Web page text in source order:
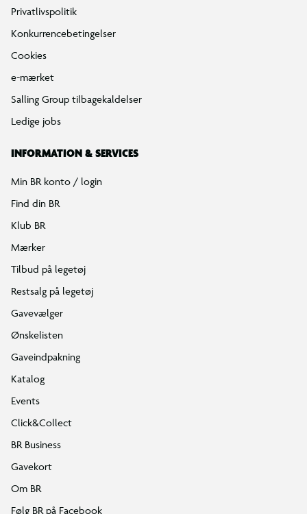
Privatlivspolitik
Konkurrencebetingelser
Cookies
e-mærket
Salling Group tilbagekaldelser
Ledige jobs
INFORMATION & SERVICES
Min BR konto / login
Find din BR
Klub BR
Mærker
Tilbud på legetøj
Restsalg på legetøj
Gavevælger
Ønskelisten
Gaveindpakning
Katalog
Events
Click&Collect
BR Business
Gavekort
Om BR
Følg BR på Facebook